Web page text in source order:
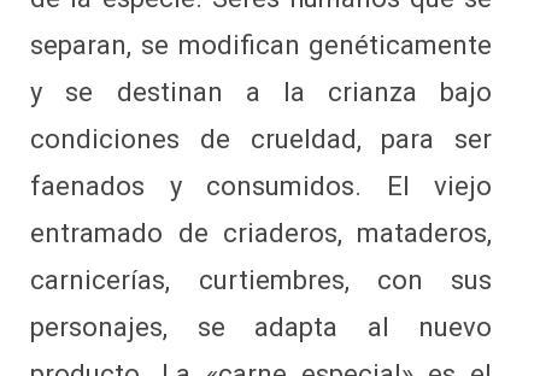
separan, se modifican genéticamente
y se destinan a la crianza bajo
condiciones de crueldad, para ser
faenados y consumidos. El viejo
entramado de criaderos, mataderos,
carnicerías, curtiembres, con sus
personajes, se adapta al nuevo